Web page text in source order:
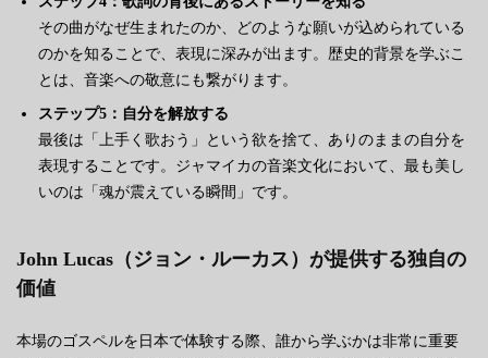
その曲がなぜ生まれたのか、どのような願いが込められている
のかを知ることで、表現に深みが出ます。歴史的背景を学ぶこ
とは、音楽への敬意にも繋がります。
ステップ5：自分を解放する
最後は「上手く歌おう」という欲を捨て、ありのままの自分を
表現することです。ジャマイカの音楽文化において、最も美し
いのは「魂が震えている瞬間」です。
John Lucas（ジョン・ルーカス）が提供する独自の
価値
本場のゴスペルを日本で体験する際、誰から学ぶかは非常に重要